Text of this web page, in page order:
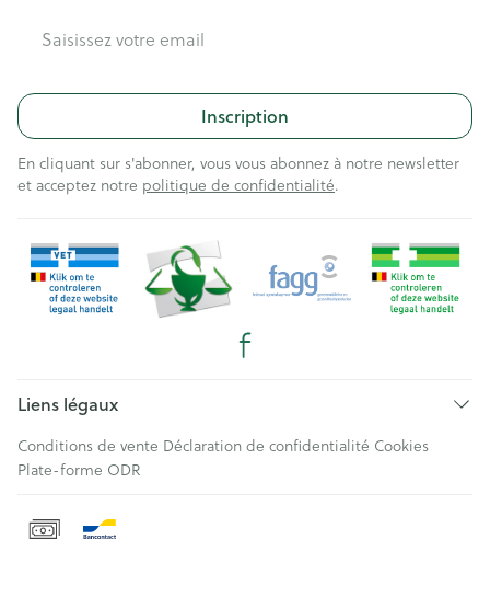
Inscription
En cliquant sur s'abonner, vous vous abonnez à notre newsletter
et acceptez notre politique de confidentialité.
Liens légaux
Conditions de vente Déclaration de confidentialité Cookies
Plate-forme ODR